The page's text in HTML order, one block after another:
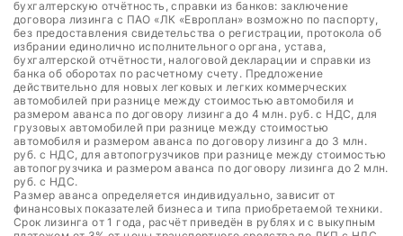
бухгалтерскую отчётность, справки из банков: заключение
договора лизинга с ПАО «ЛК «Европлан» возможно по паспорту,
без предоставления свидетельства о регистрации, протокола об
избрании единолично исполнительного органа, устава,
бухгалтерской отчётности, налоговой декларации и справки из
банка об оборотах по расчетному счету. Предложение
действительно для новых легковых и легких коммерческих
автомобилей при разнице между стоимостью автомобиля и
размером аванса по договору лизинга до 4 млн. руб. с НДС, для
грузовых автомобилей при разнице между стоимостью
автомобиля и размером аванса по договору лизинга до 3 млн.
руб. с НДС, для автопогрузчиков при разнице между стоимостью
автопогрузчика и размером аванса по договору лизинга до 2 млн.
руб. с НДС.
Размер аванса определяется индивидуально, зависит от
финансовых показателей бизнеса и типа приобретаемой техники.
Срок лизинга от 1 года, расчёт приведён в рублях и с выкупным